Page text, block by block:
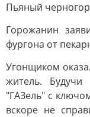
Пьяный
Горожанин
фургона от
Угонщиком
житель.
"ГАЗель" с
вскоре не